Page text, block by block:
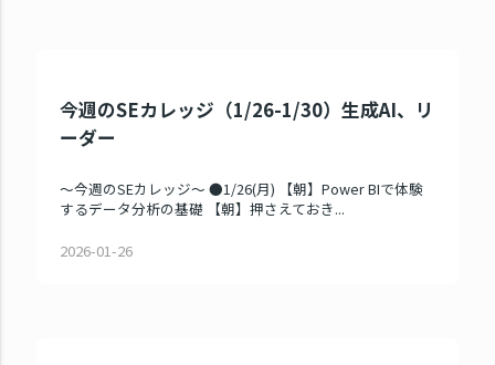
今週のSEカレッジ（1/26-1/30）生成AI、リ
ーダー
～今週のSEカレッジ～ ●1/26(月) 【朝】Power BIで体験
するデータ分析の基礎 【朝】押さえておき...
2026-01-26